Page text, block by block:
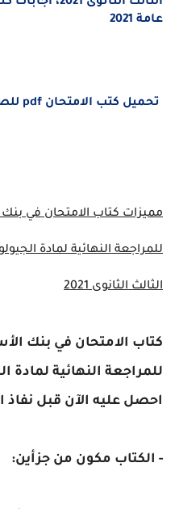
عامة 2021
تحميل كتب الامتحان pdf
مميزات كتاب الامتحان في بنك
للمراجعة النهائية لمادة
الثالث الثانوى 2021
كتاب الامتحان في بنك
للمراجعة النهائية لمادة
احصل عليه الآن قبل نفاذ
- الكتاب مكون من جزأين: